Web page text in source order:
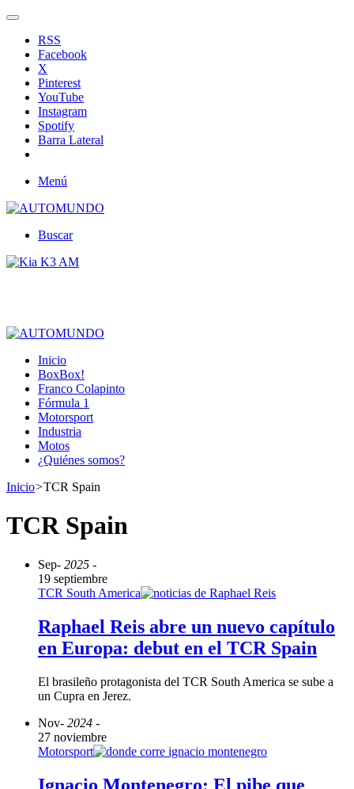
RSS
Facebook
X
Pinterest
YouTube
Instagram
Spotify
Barra Lateral
Menú
Buscar
Inicio
BoxBox!
Franco Colapinto
Fórmula 1
Motorsport
Industria
Motos
¿Quiénes somos?
Inicio>TCR Spain
TCR Spain
Sep- 2025 -
19 septiembre
TCR South America
Raphael Reis abre un nuevo capítulo
en Europa: debut en el TCR Spain
El brasileño protagonista del TCR South America se sube a
un Cupra en Jerez.
Nov- 2024 -
27 noviembre
Motorsport
Ignacio Montenegro: El pibe que